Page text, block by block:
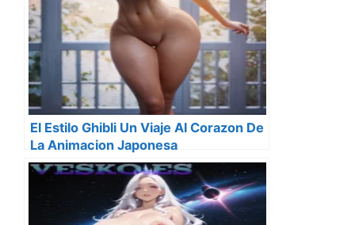
El Estilo Ghibli Un Viaje Al Corazon De
La Animacion Japonesa